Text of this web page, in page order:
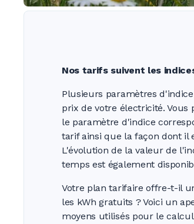
Nos tarifs suivent les
Plusieurs paramètres
prix de votre électricité. Vous
le paramètre d'indice
tarif ainsi que la façon dont il
L'évolution de la valeur de
temps est également
Votre plan tarifaire offre-t-il
les kWhgratuits ?Voici un
moyens utilisés pour le